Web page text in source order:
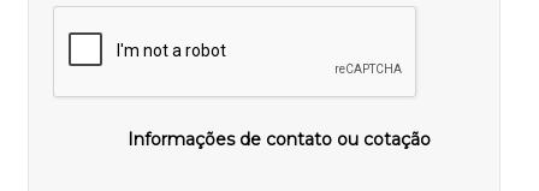
Informações de contato ou cotação